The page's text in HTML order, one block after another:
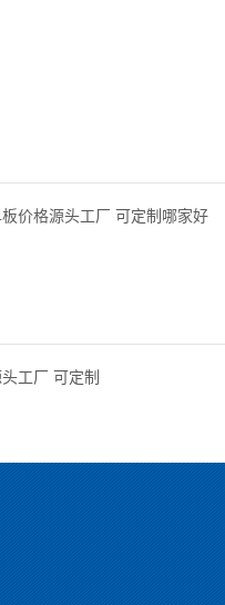
价格源头工厂 可定制哪家好
工厂 可定制